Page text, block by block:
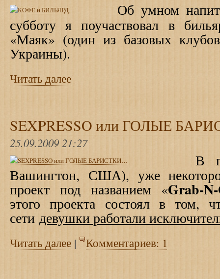
Об умном
субботу я поучаствовал в
«Маяк» (один из базовых
Украины).
Читать далее
SEXPRESSO или ГОЛЫЕ
25.09.2009 21:27
В
Вашингтон, США), уже
проект под названием «Grab-N-
этого проекта состоял в том,
сети девушки работали
Читать далее | Комментариев: 1